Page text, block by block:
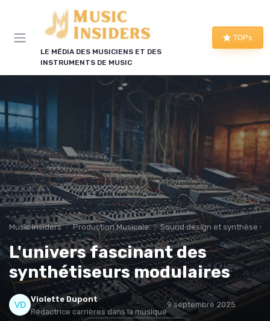
LE MÉDIA DES MUSICIENS ET DES
INSTRUMENTS DE MUSIC
TOPs
Music Insiders Production Musicale Sound design et synthèse
L'univers fascinant des
synthétiseurs modulaires
Violette Dupont
Rédactrice carrières dans la musique
9 septembre 2025
Panneau de gestion des cookies